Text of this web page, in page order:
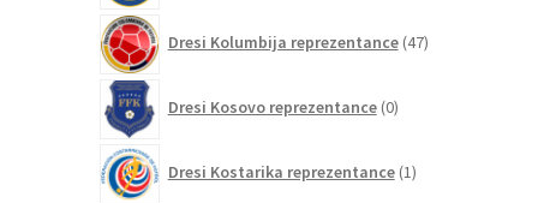
Dresi Kolumbija reprezentance 47izdelkov
Dresi Kosovo reprezentance 0izdelkov
Dresi Kostarika reprezentance 1izdelek